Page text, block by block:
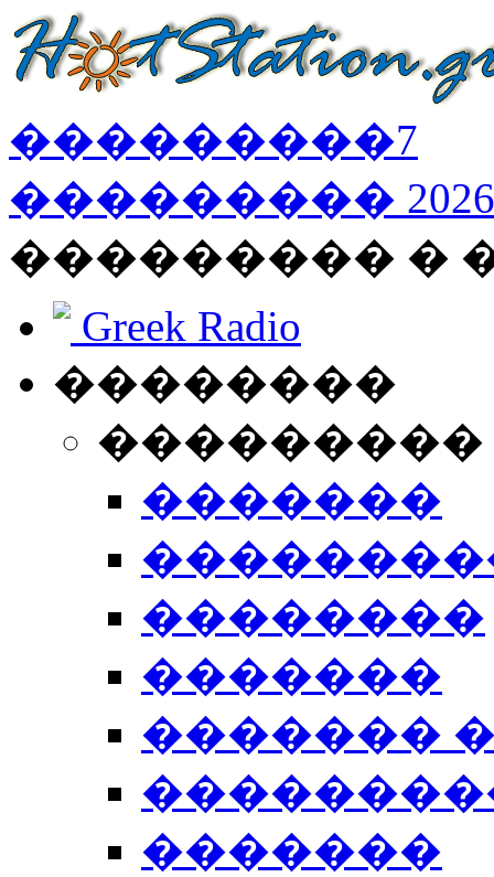
���������7
��������� 2026
��������� �
Greek Radio
��������
�������
��������
�������
�������
�������